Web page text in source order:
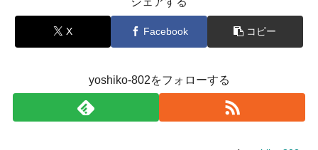
X Facebook コピー
yoshiko-802をフォローする